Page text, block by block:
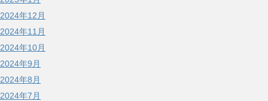
2024年12月
2024年11月
2024年10月
2024年9月
2024年8月
2024年7月